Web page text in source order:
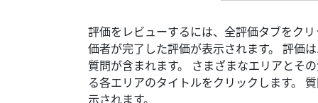
評価をレビューするには、全評価タブをク
価者が完了した評価が表示されます。 評価
質問が含まれます。 さまざまなエリアとそ
る各エリアのタイトルをクリックします。
示されます。